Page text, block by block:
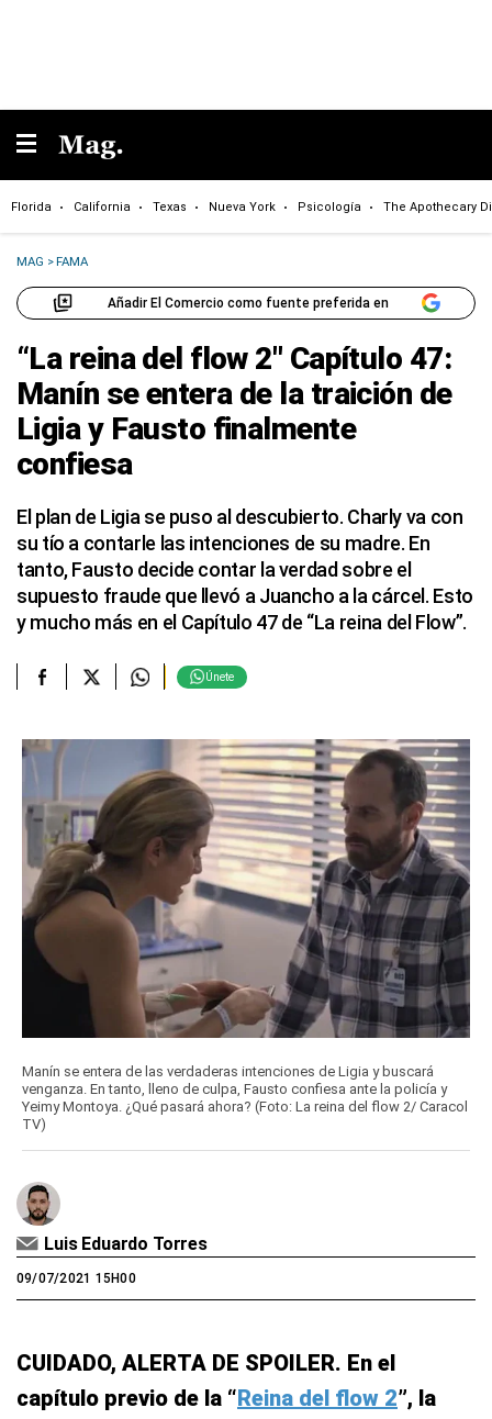
Florida California Texas Nueva York Psicología The Apothecary
MAG >FAMA
Añadir El Comercio como fuente preferida en
“La reina del flow 2″ Capítulo 47:
Manín se entera de la traición de
Ligia y Fausto finalmente
confiesa
El plan de Ligia se puso al descubierto. Charly va con
su tío a contarle las intenciones de su madre. En
tanto, Fausto decide contar la verdad sobre el
supuesto fraude que llevó a Juancho a la cárcel. Esto
y mucho más en el Capítulo 47 de “La reina del Flow”.
Únete
Manín se entera de las verdaderas intenciones de Ligia y buscará
venganza. En tanto, lleno de culpa, Fausto confiesa ante la policía y
Yeimy Montoya. ¿Qué pasará ahora? (Foto: La reina del flow 2/ Caracol
TV)
Luis Eduardo Torres
09/07/2021 15H00
CUIDADO, ALERTA DE SPOILER. En el
capítulo previo de la “Reina del flow 2”, la